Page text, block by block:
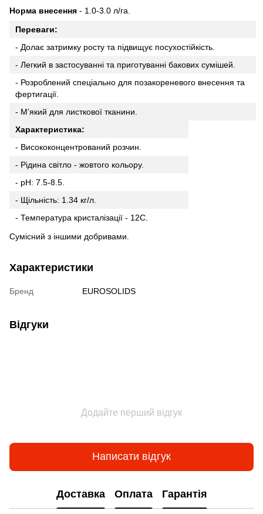
Норма внесення - 1.0-3.0 л/га.
Переваги:
- Долає затримку росту та підвищує посухостійкість.
- Легкий в застосуванні та приготуванні бакових сумішей.
- Розроблений спеціально для позакореневого внесення та
фертигації.
- М’який для листкової тканини.
Характеристика:
- Висококонцентрований розчин.
- Рідина світло - жовтого кольору.
- pH: 7.5-8.5.
- Щільність: 1.34 кг/л.
- Температура кристалізації - 12C.
Сумісний з іншими добривами.
Характеристики
Бренд EUROSOLIDS
Відгуки
Додайте перший відгук
Написати відгук
Доставка Оплата Гарантія